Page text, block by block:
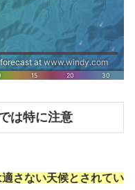
は特に注意
さない天候とされてい